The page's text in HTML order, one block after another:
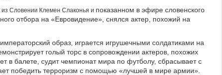
из Словении Клемен Слаконья и показанном в эфире словенского
отбора на «Евровидение», снялся актер, похожий на
образ, играется игрушечными солдатиками на
голый торс в сопровождении актеров, похожих
в балете, судит чемпионат мира по футболу, сбрасывает с
победить терроризм с помощью «лучшей в мире армии».